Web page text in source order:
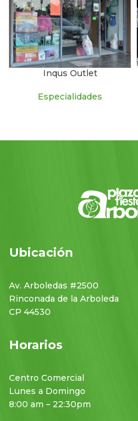
Inqus Outlet
Especialidades
Ubicación
Av. Arboledas #2500
Rinconada de la Arboleda
CP 44530
Horarios
Centro Comercial
Lunes a Domingo
8:00 am – 22:30pm